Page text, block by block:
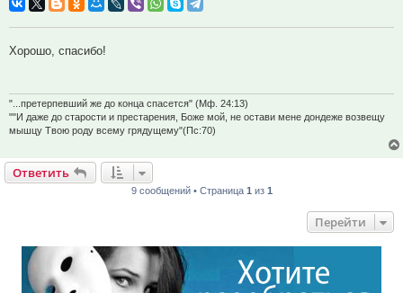
Хорошо, спасибо!
"...претерпевший же до конца спасется" (Мф. 24:13)
""И даже до старости и престарения, Боже мой, не остави мене дондеже возвещу
мышцу Твою роду всему грядущему"(Пс:70)
Ответить
9 сообщений • Страница 1 из 1
Перейти